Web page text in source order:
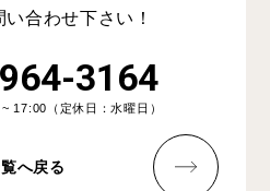
合わせ下さい！
3164
17:00（定休日：水曜日）
へ戻る